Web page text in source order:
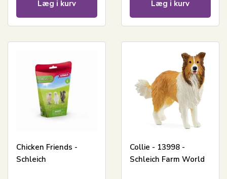
Læg i kurv Læg i kurv
Chicken Friends -
Schleich
Collie - 13998 -
Schleich Farm World